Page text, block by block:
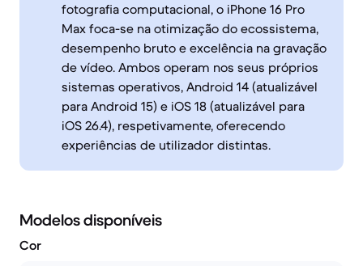
fotografia computacional, o iPhone 16 Pro
Max foca-se na otimização do ecossistema,
desempenho bruto e excelência na gravação
de vídeo. Ambos operam nos seus próprios
sistemas operativos, Android 14 (atualizável
para Android 15) e iOS 18 (atualizável para
iOS 26.4), respetivamente, oferecendo
experiências de utilizador distintas.
Modelos disponíveis
Cor